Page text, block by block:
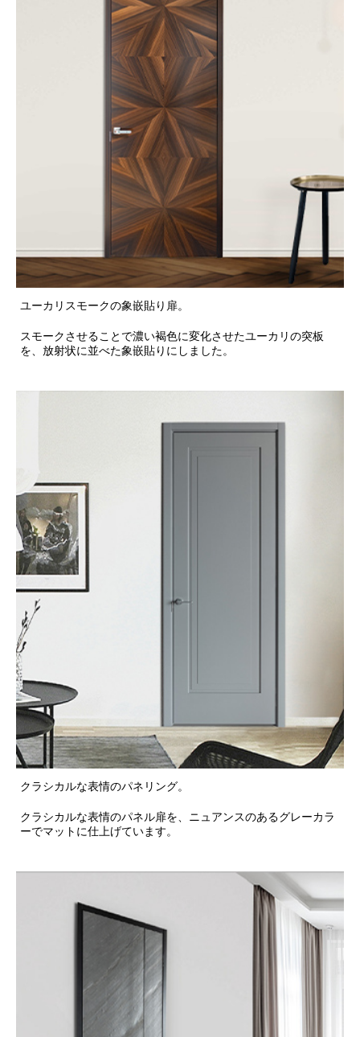
ユーカリスモークの象嵌貼り扉。
スモークさせることで濃い褐色に変化させたユーカリの突板
を、放射状に並べた象嵌貼りにしました。
クラシカルな表情のパネリング。
クラシカルな表情のパネル扉を、ニュアンスのあるグレーカラ
ーでマットに仕上げています。